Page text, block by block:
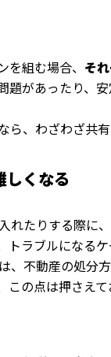
組む場合、 そ
があったり、
ら、わざわざ共
しくなる
たりする際に、
ラブルになるケ
、不動産の処分
の点は押さえて